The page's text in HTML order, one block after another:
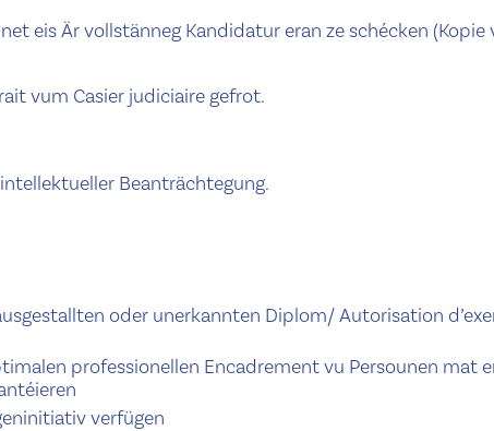
eis Är vollstänneg Kandidatur eran ze schécken (Kopie
vum Casier judiciaire gefrot.
Beanträchtegung.
oder unerkannten Diplom/ Autorisation
professionellen Encadrement vu Persounen mat
verfügen